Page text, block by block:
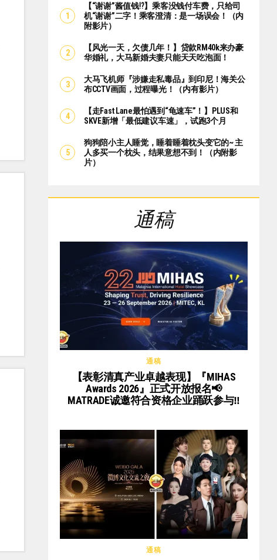
【“谢谢”酱值钱⁉️】乘客没钱付车费，只给司
机“谢谢”二字！乘客澄清：是一场误会！（内
附影片）
【风光一天，欠债几年！】贷款RM40k来办豪
华婚礼，大马新婚夫妻只能天天吃泡面！
大马飞机师『涉嫌走私毒品』到印尼！海关公
布CCTV画面，过程曝光！（内有影片）
【走Fast Lane最怕遇到“龟速车”！】PLUS和
SKVE新增「最低建议车速」，试跑3个月
狗狗陪小主人睡觉，睡着睡着枕头变它的~ 主
人多买一个枕头，结果意想不到！（内附影
片）
通稿
通稿
【表彰清真产业卓越表现】『MIHAS
Awards 2026』正式开放报名📢
MATRADE诚邀符合资格企业踊跃参与‼️
通稿